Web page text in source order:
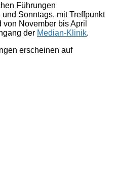
Führungen
Sonntags, mit Treffpunkt
November bis April
der Median-Klinik.
erscheinen auf